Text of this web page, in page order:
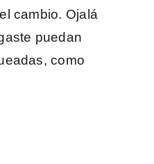
cambio. Ojalá
puedan
como